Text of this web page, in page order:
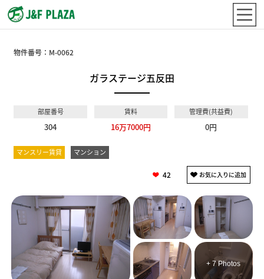
物件番号： M-0062
ガラステージ五反田
部屋番号
304
賃料
16万7000円
管理費(共益費)
0円
マンスリー賃貸 マンション
42
+ 7 Photos